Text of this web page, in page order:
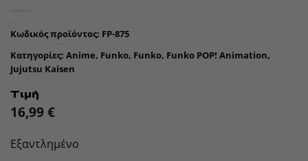
Κωδικός προϊόντος: FP-875
Κατηγορίες: Anime, Funko, Funko, Funko POP! Animation,
Jujutsu Kaisen
Τιμή
16,99 €
Εξαντλημένο